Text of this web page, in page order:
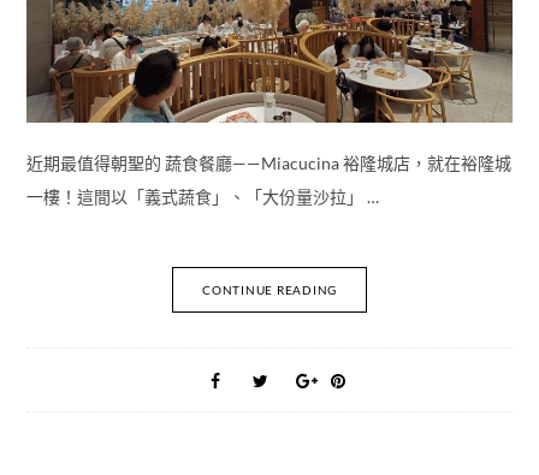
近期最值得朝聖的 蔬食餐廳——Miacucina 裕隆城店，就在裕隆城
一樓！這間以「義式蔬食」、「大份量沙拉」 …
CONTINUE READING